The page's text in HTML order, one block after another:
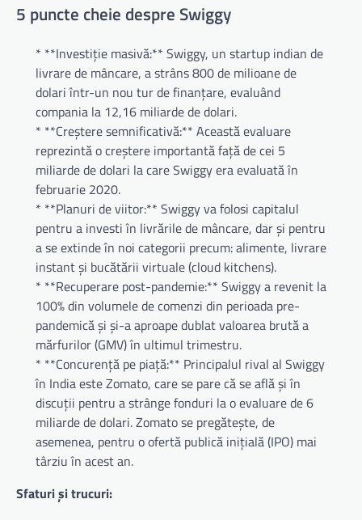
5 puncte cheie despre Swiggy
* **Investiție masivă:** Swiggy, un startup indian de
livrare de mâncare, a strâns 800 de milioane de
dolari într-un nou tur de finanțare, evaluând
compania la 12,16 miliarde de dolari.
* **Creștere semnificativă:** Această evaluare
reprezintă o creștere importantă față de cei 5
miliarde de dolari la care Swiggy era evaluată în
februarie 2020.
* **Planuri de viitor:** Swiggy va folosi capitalul
pentru a investi în livrările de mâncare, dar și pentru
a se extinde în noi categorii precum: alimente, livrare
instant și bucătării virtuale (cloud kitchens).
* **Recuperare post-pandemie:** Swiggy a revenit la
100% din volumele de comenzi din perioada pre-
pandemică și și-a aproape dublat valoarea brută a
mărfurilor (GMV) în ultimul trimestru.
* **Concurență pe piață:** Principalul rival al Swiggy
în India este Zomato, care se pare că se află și în
discuții pentru a strânge fonduri la o evaluare de 6
miliarde de dolari. Zomato se pregătește, de
asemenea, pentru o ofertă publică inițială (IPO) mai
târziu în acest an.
Sfaturi și trucuri: